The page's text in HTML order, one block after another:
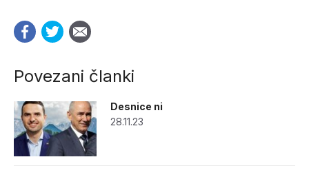
Povezani članki
Desnice ni
28.11.23